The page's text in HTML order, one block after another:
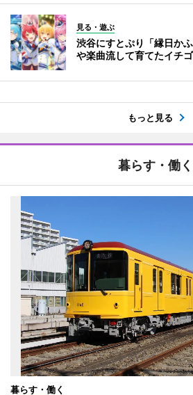
見る・遊ぶ
渋谷にすとぷり「縁日か
や楽曲流して育てたイチ
もっと見る
暮らす・働く
暮らす・働く